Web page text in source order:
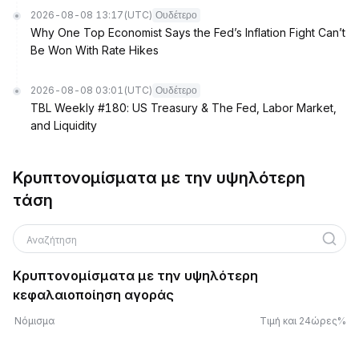
2026-08-08 13:17 (UTC) Ουδέτερο
Why One Top Economist Says the Fed’s Inflation Fight Can’t
Be Won With Rate Hikes
2026-08-08 03:01 (UTC) Ουδέτερο
TBL Weekly #180: US Treasury & The Fed, Labor Market,
and Liquidity
Κρυπτονομίσματα με την υψηλότερη
τάση
Αναζήτηση
Κρυπτονομίσματα με την υψηλότερη
κεφαλαιοποίηση αγοράς
Νόμισμα Τιμή και 24ώρες%